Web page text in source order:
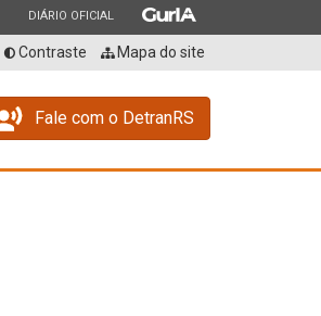
ESTADO
DIÁRIO OFICIAL ESTADO
Contraste Mapa do site
Fale com o DetranRS